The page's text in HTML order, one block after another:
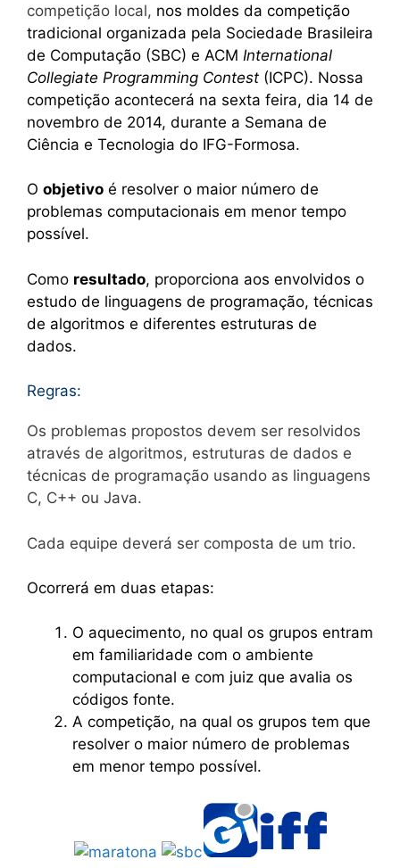
competição local, nos moldes da competição
tradicional organizada pela Sociedade Brasileira
de Computação (SBC) e ACM International
Collegiate Programming Contest (ICPC). Nossa
competição acontecerá na sexta feira, dia 14 de
novembro de 2014, durante a Semana de
Ciência e Tecnologia do IFG-Formosa.
O objetivo é resolver o maior número de
problemas computacionais em menor tempo
possível.
Como resultado, proporciona aos envolvidos o
estudo de linguagens de programação, técnicas
de algoritmos e diferentes estruturas de
dados.
Regras:
Os problemas propostos devem ser resolvidos
através de algoritmos, estruturas de dados e
técnicas de programação usando as linguagens
C, C++ ou Java.
Cada equipe deverá ser composta de um trio.
Ocorrerá em duas etapas:
O aquecimento, no qual os grupos entram
em familiaridade com o ambiente
computacional e com juiz que avalia os
códigos fonte.
A competição, na qual os grupos tem que
resolver o maior número de problemas
em menor tempo possível.